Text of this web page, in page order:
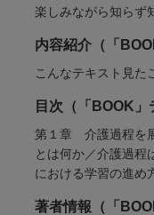
楽しみながら知らず
内容紹介（「
こんなテキスト見た
目次（「BOOK」
第１章 介護過程を
とは何か／介護過
における学習の進
著者情報（「